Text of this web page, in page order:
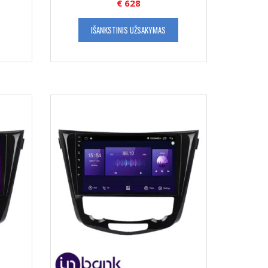
€628
IŠANKSTINIS UŽSAKYMAS